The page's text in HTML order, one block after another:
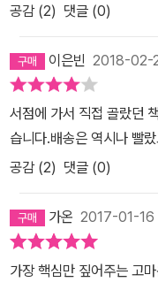
공감 (2) 댓글 (0)
이은빈 2018-02-
서점에 가서 직접 골랐던
습니다.배송은 역시나 빨
공감 (2) 댓글 (0)
가온 2017-01-16
가장 핵심만 짚어주는 고